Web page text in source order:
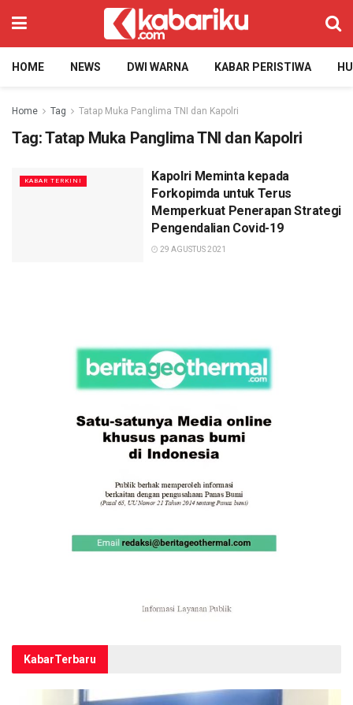
HOME NEWS DWI WARNA KABAR PERISTIWA
Home Tag Tatap Muka Panglima TNI dan Kapolri
Tag:Tatap Muka Panglima TNI dan Kapolri
KABAR TERKINI
Kapolri Meminta kepada
Forkopimda untuk Terus
Memperkuat Penerapan Strategi
Pengendalian Covid-19
29 AGUSTUS 2021
KabarTerbaru